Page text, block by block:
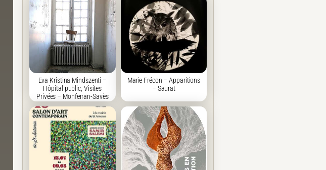
Eva Kristina Mindszenti –
Hôpital public, Visites
Privées – Monferran-Savès
Marie Frécon – Apparitions
– Saurat